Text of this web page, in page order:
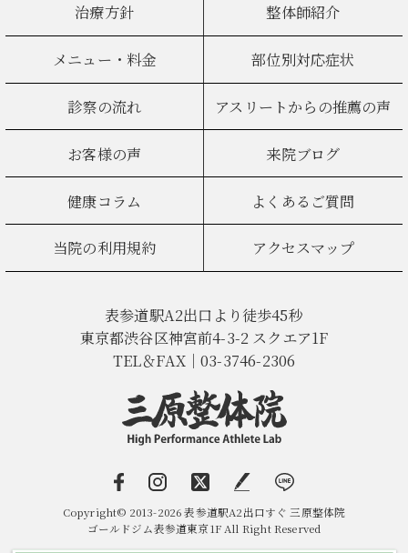
治療方針 整体師紹介
メニュー・料金 部位別対応症状
診察の流れ アスリートからの推薦の声
お客様の声 来院ブログ
健康コラム よくあるご質問
当院の利用規約 アクセスマップ
表参道駅A2出口より徒歩45秒
東京都渋谷区神宮前4-3-2 スクエア1F
TEL＆FAX｜03-3746-2306
Copyright© 2013-2026 表参道駅A2出口すぐ 三原整体院
ゴールドジム表参道東京1F All Right Reserved